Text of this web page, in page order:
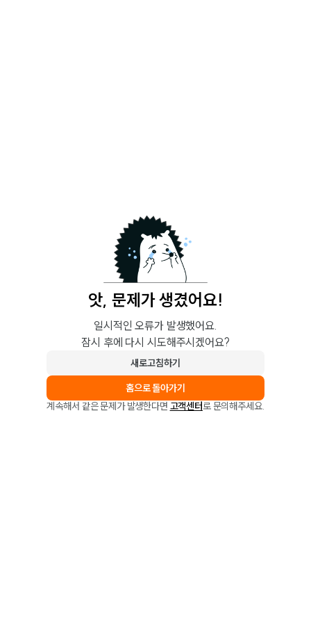
앗, 문제가 생겼어요!
일시적인 오류가 발생했어요.
잠시 후에 다시 시도해주시겠어요?
새로고침하기
홈으로 돌아가기
계속해서 같은 문제가 발생한다면 고객센터로 문의해주세요.